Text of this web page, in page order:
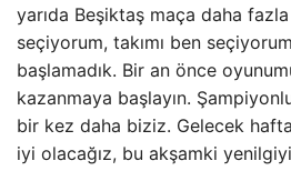
yarıda Beşiktaş maça daha
seçiyorum, takımı ben
başlamadık. Bir an önce
kazanmaya başlayın.
bir kez daha biziz. Gelecek
iyi olacağız, bu akşamki